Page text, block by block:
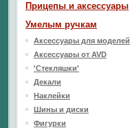
Прицепы и аксессуары
Умелым ручкам
Аксессуары для моделей
Аксессуары от AVD
'Стекляшки'
Декали
Наклейки
Шины и диски
Фигурки